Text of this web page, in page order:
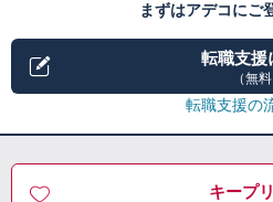
まずはアデコにご
転職支援
（無料
転職支援の
キープ